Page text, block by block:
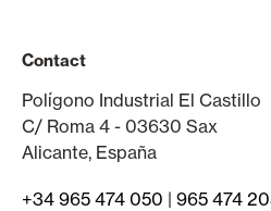
Contact
Polígono Industrial El Castillo
C/ Roma 4 - 03630 Sax
Alicante, España
+34 965 474 050 | 965 474